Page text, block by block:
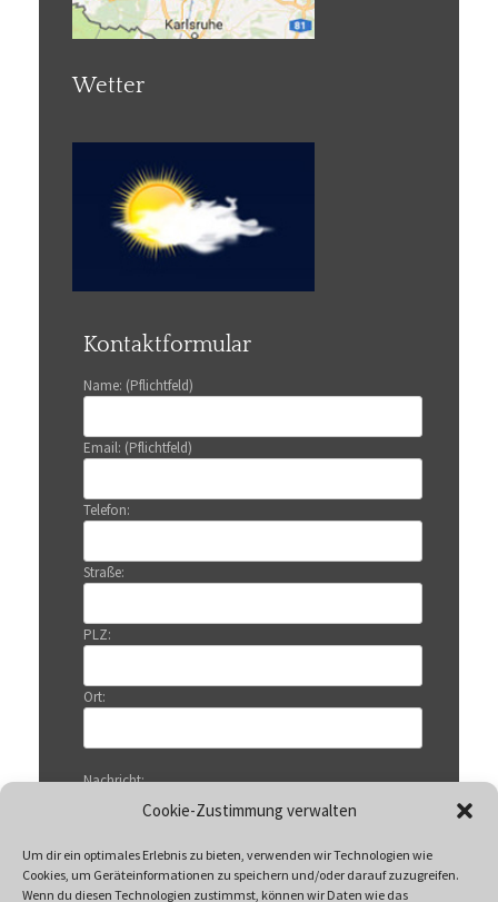
Cookie-Zustimmung verwalten
Um dir ein optimales Erlebnis zu bieten, verwenden wir Technologien wie
Cookies, um Geräteinformationen zu speichern und/oder darauf zuzugreifen.
Wenn du diesen Technologien zustimmst, können wir Daten wie das
Wetter
Kontaktformular
Name: (Pflichtfeld)
Email: (Pflichtfeld)
Telefon:
Straße:
PLZ:
Ort:
Nachricht: